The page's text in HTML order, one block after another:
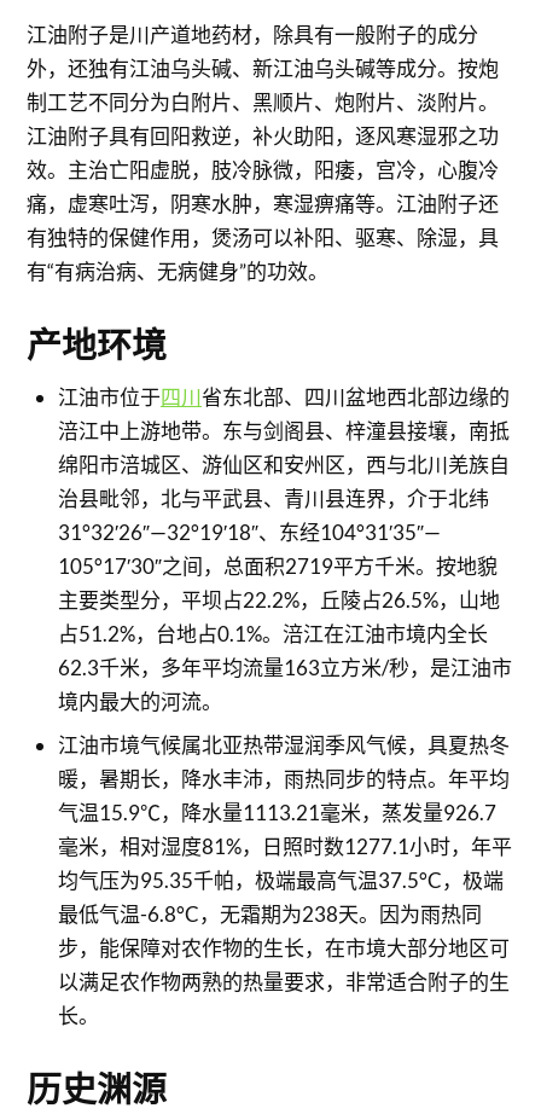
江油附子是川产道地药材，除具有一般附子的成分
外，还独有江油乌头碱、新江油乌头碱等成分。按炮
制工艺不同分为白附片、黑顺片、炮附片、淡附片。
江油附子具有回阳救逆，补火助阳，逐风寒湿邪之功
效。主治亡阳虚脱，肢冷脉微，阳痿，宫冷，心腹冷
痛，虚寒吐泻，阴寒水肿，寒湿痹痛等。江油附子还
有独特的保健作用，煲汤可以补阳、驱寒、除湿，具
有“有病治病、无病健身”的功效。
产地环境
江油市位于四川省东北部、四川盆地西北部边缘的
涪江中上游地带。东与剑阁县、梓潼县接壤，南抵
绵阳市涪城区、游仙区和安州区，西与北川羌族自
治县毗邻，北与平武县、青川县连界，介于北纬
31°32′26″—32°19′18″、东经104°31′35″—
105°17′30″之间，总面积2719平方千米。按地貌
主要类型分，平坝占22.2%，丘陵占26.5%，山地
占51.2%，台地占0.1%。涪江在江油市境内全长
62.3千米，多年平均流量163立方米/秒，是江油市
境内最大的河流。
江油市境气候属北亚热带湿润季风气候，具夏热冬
暖，暑期长，降水丰沛，雨热同步的特点。年平均
气温15.9℃，降水量1113.21毫米，蒸发量926.7
毫米，相对湿度81%，日照时数1277.1小时，年平
均气压为95.35千帕，极端最高气温37.5°C，极端
最低气温-6.8°C，无霜期为238天。因为雨热同
步，能保障对农作物的生长，在市境大部分地区可
以满足农作物两熟的热量要求，非常适合附子的生
长。
历史渊源